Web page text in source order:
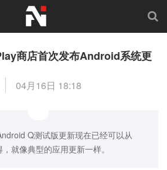
商店首次发布Android系统更
04月16日 18:18
Q测试版更新现在已经可以从
就像典型的应用更新一样。